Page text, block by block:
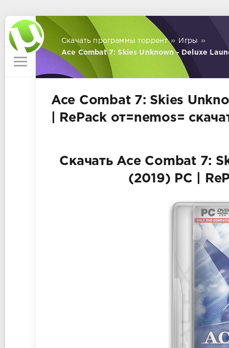
Скачать программы торрент » Игры
»
Ace Combat 7: Skies Unknown - Deluxe
Ace Combat 7: Skies
| RePack от=nemos=
Скачать Ace Combat 7:
(2019) PC |